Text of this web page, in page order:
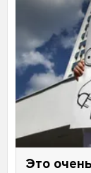
Это